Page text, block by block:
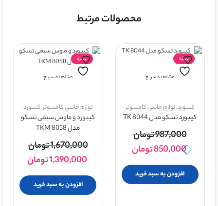
محصولات مرتبط
ویــژه
مشاهده سریع
کيبورد,لوازم جانبی کامپیوتر
کیبورد تسکو مدل TK 8044
987,000تومان
850,000تومان
افزودن به سبد خرید
ویــژه
مشاهده سریع
لوازم جانبی کامپیوتر,کيبورد
کیبورد و ماوس سیمی تسکو
مدل TKM 8058
1,670,000تومان
1,390,000تومان
افزودن به سبد خرید